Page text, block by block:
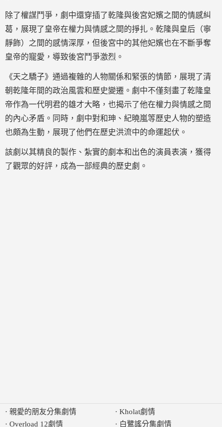
除了權謀鬥爭，劇中還穿插了乾隆與後宮妃嬪之間的情感糾
葛，展現了皇帝在權力與情感之間的掙扎。乾隆與皇后（寧
靜飾）之間的感情深厚，但後宮中的其他妃嬪也在不斷爭奪
皇帝的寵愛，導致後宮鬥爭激烈。
《天之驕子》通過複雜的人物關係和緊張的情節，展現了清
朝乾隆年間的政治風雲和歷史變遷。劇中不僅刻畫了乾隆皇
帝作為一代明君的雄才大略，也揭示了他在權力與情感之間
的內心矛盾。同時，劇中對和珅、紀曉嵐等歷史人物的塑造
也頗為生動，展現了他們在歷史洪流中的命運起伏。
該劇以其精良的製作、紮實的劇本和出色的演員表演，獲得
了觀眾的好評，成為一部經典的歷史劇。
· 親愛的朋友分集劇情
· Overload 12劇情
· Kholat劇情
· 白鷺謠分集劇情